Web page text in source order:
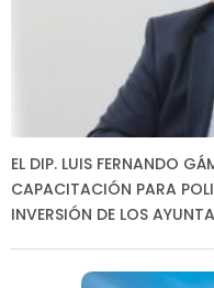
EL DIP. LUIS FERNANDO
CAPACITACIÓN PARA
INVERSIÓN DE LOS